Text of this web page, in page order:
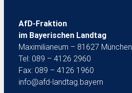
AfD-Fraktion
im Bayerischen Landtag
Maximilianeum – 81627 München
Tel: 089 – 4126 2960
Fax: 089 – 4126 1960
info@afd-landtag.bayern